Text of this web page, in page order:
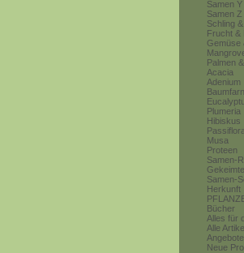
Samen Y
Samen Z
Schling
Frucht &
Gemüse
Palmen
Acacia
Adenium
Plumeria
Hibiskus
Passiflora
Musa
Proteen
Samen-
Samen-
Herkunft
Bücher
Alles für
Alle
Angebote
Neue